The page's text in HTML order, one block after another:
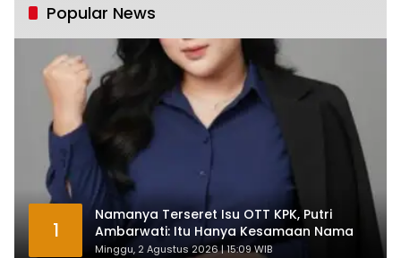
Popular News
1
Namanya Terseret Isu OTT KPK, Putri
Ambarwati: Itu Hanya Kesamaan Nama
Minggu, 2 Agustus 2026 | 15:09 WIB